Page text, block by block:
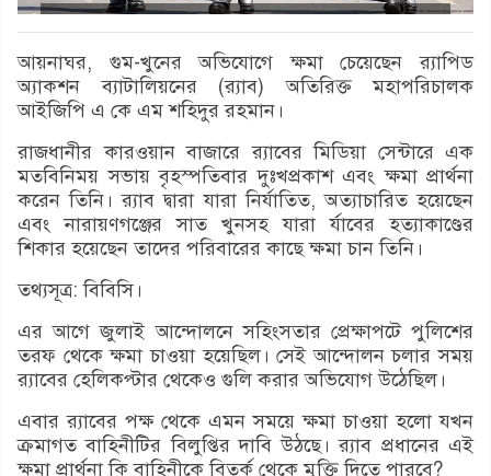
আয়নাঘর, গুম-খুনের অভিযোগে ক্ষমা চেয়েছেন র‌্যাপিড
অ্যাকশন ব্যাটালিয়নের (র‌্যাব) অতিরিক্ত মহাপরিচালক
আইজিপি এ কে এম শহিদুর রহমান।
রাজধানীর কারওয়ান বাজারে র‌্যাবের মিডিয়া সেন্টারে এক
মতবিনিময় সভায় বৃহস্পতিবার দুঃখপ্রকাশ এবং ক্ষমা প্রার্থনা
করেন তিনি। র‌্যাব দ্বারা যারা নির্যাতিত, অত্যাচারিত হয়েছেন
এবং নারায়ণগঞ্জের সাত খুনসহ যারা র্যাবের হত্যাকাণ্ডের
শিকার হয়েছেন তাদের পরিবারের কাছে ক্ষমা চান তিনি।
তথ্যসূত্র: বিবিসি।
এর আগে জুলাই আন্দোলনে সহিংসতার প্রেক্ষাপটে পুলিশের
তরফ থেকে ক্ষমা চাওয়া হয়েছিল। সেই আন্দোলন চলার সময়
র‌্যাবের হেলিকপ্টার থেকেও গুলি করার অভিযোগ উঠেছিল।
এবার র‌্যাবের পক্ষ থেকে এমন সময়ে ক্ষমা চাওয়া হলো যখন
ক্রমাগত বাহিনীটির বিলুপ্তির দাবি উঠছে। র‌্যাব প্রধানের এই
ক্ষমা প্রার্থনা কি বাহিনীকে বিতর্ক থেকে মুক্তি দিতে পারবে?